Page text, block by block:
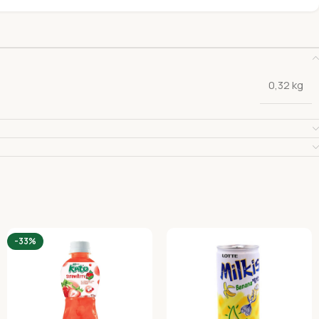
0,32 kg
-33%